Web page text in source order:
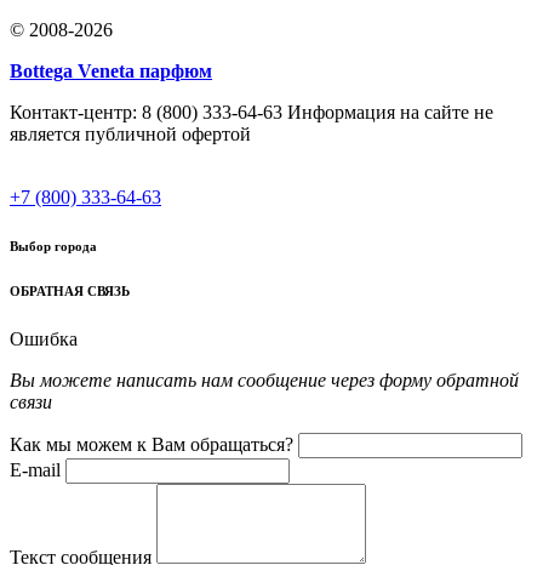
© 2008-2026
Bottega Veneta парфюм
Контакт-центр: 8 (800) 333-64-63 Информация на сайте не
является публичной офертой
+7 (800) 333-64-63
Выбор города
ОБРАТНАЯ СВЯЗЬ
Ошибка
Вы можете написать нам сообщение через форму обратной
связи
Как мы можем к Вам обращаться?
E-mail
Текст сообщения